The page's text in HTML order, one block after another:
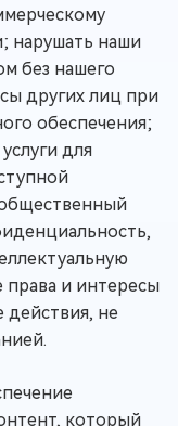
нарушать наши
без нашего
других лиц при
обеспечения;
для
права и интересы
действия, не
который